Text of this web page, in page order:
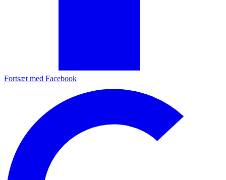
Fortsæt med Facebook